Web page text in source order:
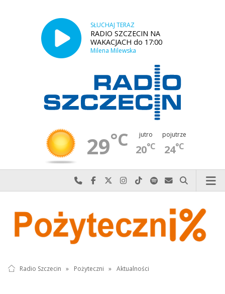
SŁUCHAJ TERAZ
RADIO SZCZECIN NA
WAKACJACH do 17:00
Milena Milewska
29°C jutro
20°C
pojutrze
24°C
Najlepiej po prostu do nas zadzwoń
Odwiedź nas na Facebook-u
Odwiedź nas na X
Odwiedź nas na Instagram-ie
Odwiedź nas na TikTok-u
Szukaj nas na Spotify
Wyślij do nas
Szukaj
Radio Szczecin » Pożyteczni » Aktualności